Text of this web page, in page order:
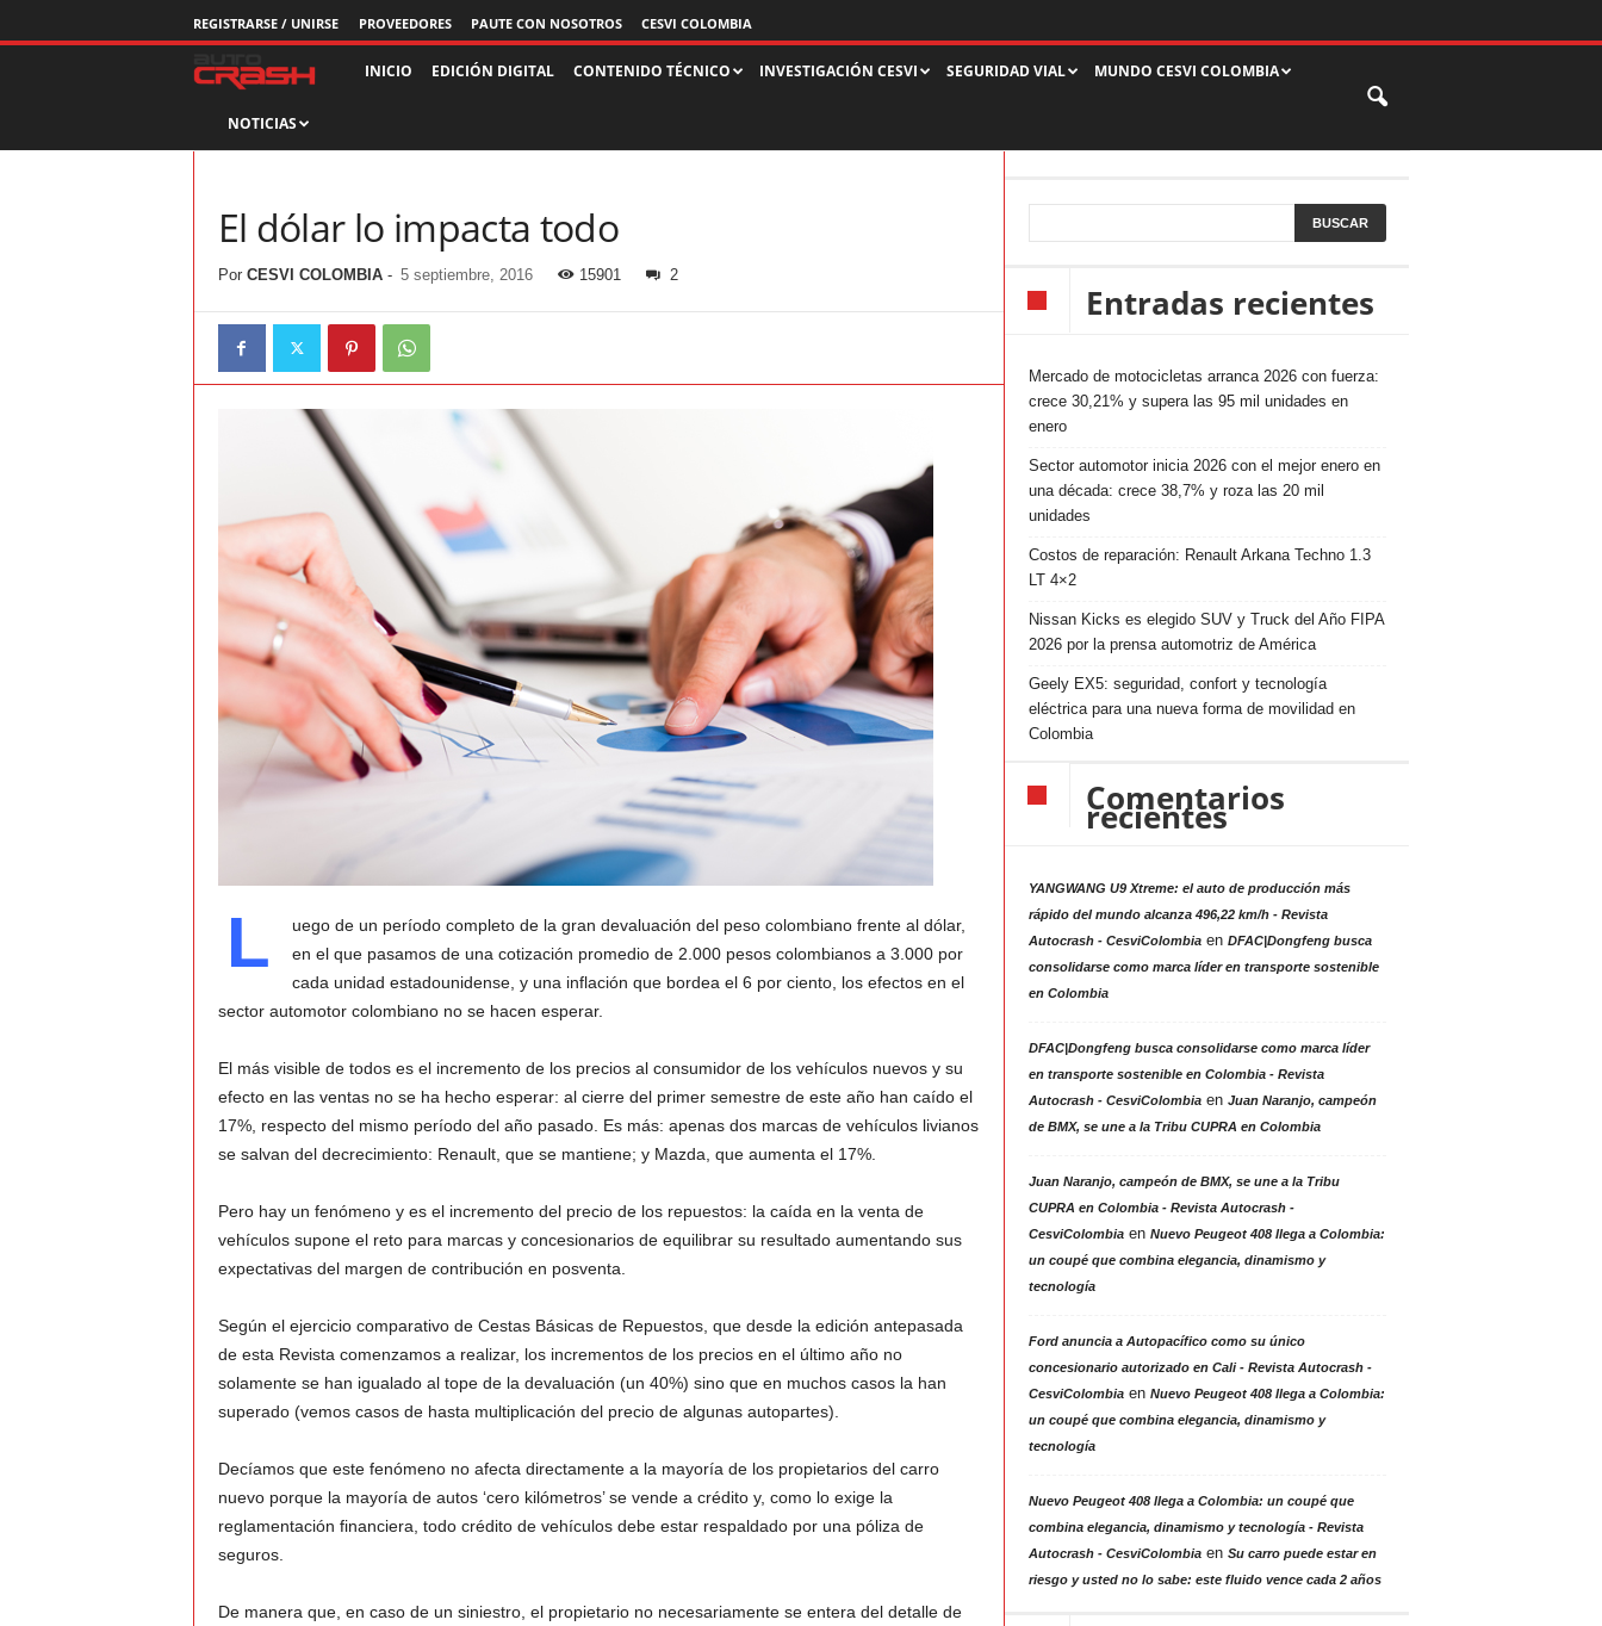
REGISTRARSE / UNIRSE PROVEEDORES PAUTE CON NOSOTROS CESVI COLOMBIA
s
a
u
o
c
a
C
e
s
v
o
l
o
INICIO EDICIÓN DIGITAL CONTENIDO TÉCNICO INVESTIGACIÓN CESVI SEGURIDAD VIAL MUNDO CESVI COLOMBIA
NOTICIAS
El dólar lo impacta todo
Por CESVI COLOMBIA- 5 septiembre, 2016 15901 2
L
uego de un período completo de la gran devaluación del peso colombiano frente al dólar,
en el que pasamos de una cotización promedio de 2.000 pesos colombianos a 3.000 por
cada unidad estadounidense, y una inflación que bordea el 6 por ciento, los efectos en el
sector automotor colombiano no se hacen esperar.
El más visible de todos es el incremento de los precios al consumidor de los vehículos nuevos y su
efecto en las ventas no se ha hecho esperar: al cierre del primer semestre de este año han caído el
17%, respecto del mismo período del año pasado. Es más: apenas dos marcas de vehículos livianos
se salvan del decrecimiento: Renault, que se mantiene; y Mazda, que aumenta el 17%.
Pero hay un fenómeno y es el incremento del precio de los repuestos: la caída en la venta de
vehículos supone el reto para marcas y concesionarios de equilibrar su resultado aumentando sus
expectativas del margen de contribución en posventa.
Según el ejercicio comparativo de Cestas Básicas de Repuestos, que desde la edición antepasada
de esta Revista comenzamos a realizar, los incrementos de los precios en el último año no
solamente se han igualado al tope de la devaluación (un 40%) sino que en muchos casos la han
superado (vemos casos de hasta multiplicación del precio de algunas autopartes).
Decíamos que este fenómeno no afecta directamente a la mayoría de los propietarios del carro
nuevo porque la mayoría de autos ‘cero kilómetros’ se vende a crédito y, como lo exige la
reglamentación financiera, todo crédito de vehículos debe estar respaldado por una póliza de
seguros.
De manera que, en caso de un siniestro, el propietario no necesariamente se entera del detalle de
Entradas recientes
Mercado de motocicletas arranca 2026 con fuerza:
crece 30,21% y supera las 95 mil unidades en
enero
Sector automotor inicia 2026 con el mejor enero en
una década: crece 38,7% y roza las 20 mil
unidades
Costos de reparación: Renault Arkana Techno 1.3
LT 4×2
Nissan Kicks es elegido SUV y Truck del Año FIPA
2026 por la prensa automotriz de América
Geely EX5: seguridad, confort y tecnología
eléctrica para una nueva forma de movilidad en
Colombia
Comentarios
recientes
YANGWANG U9 Xtreme: el auto de producción más
rápido del mundo alcanza 496,22 km/h - Revista
Autocrash - CesviColombiaen DFAC|Dongfeng busca
consolidarse como marca líder en transporte sostenible
en Colombia
DFAC|Dongfeng busca consolidarse como marca líder
en transporte sostenible en Colombia - Revista
Autocrash - CesviColombiaen Juan Naranjo, campeón
de BMX, se une a la Tribu CUPRA en Colombia
Juan Naranjo, campeón de BMX, se une a la Tribu
CUPRA en Colombia - Revista Autocrash -
CesviColombiaen Nuevo Peugeot 408 llega a Colombia:
un coupé que combina elegancia, dinamismo y
tecnología
Ford anuncia a Autopacífico como su único
concesionario autorizado en Cali - Revista Autocrash -
CesviColombiaen Nuevo Peugeot 408 llega a Colombia:
un coupé que combina elegancia, dinamismo y
tecnología
Nuevo Peugeot 408 llega a Colombia: un coupé que
combina elegancia, dinamismo y tecnología - Revista
Autocrash - CesviColombiaen Su carro puede estar en
riesgo y usted no lo sabe: este fluido vence cada 2 años